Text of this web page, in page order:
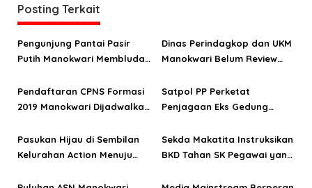
a
s
i
o
s
Posting Terkait
Pengunjung Pantai Pasir
Putih Manokwari Membludak
Dinas Perindagkop dan UKM
Manokwari Belum Review
Pendaftaran CPNS Formasi
2019 Manokwari Dijadwalkan
Satpol PP Perketat
Penjagaan Eks Gedung
Pasukan Hijau di Sembilan
Kelurahan Action Menuju
Sekda Makatita Instruksikan
BKD Tahan SK Pegawai yang